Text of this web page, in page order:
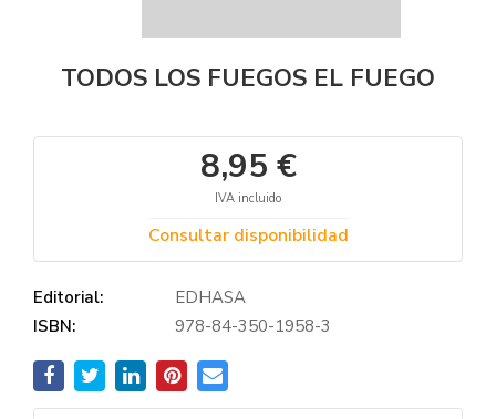
TODOS LOS FUEGOS EL FUEGO
8,95 €
IVA incluido
Consultar disponibilidad
Editorial:
EDHASA
ISBN:
978-84-350-1958-3